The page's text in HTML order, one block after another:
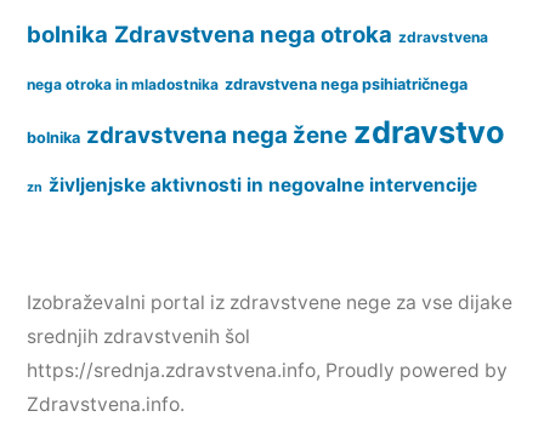
bolnika Zdravstvena nega otroka zdravstvena
nega otroka in mladostnika zdravstvena nega psihiatričnega
bolnika zdravstvena nega žene zdravstvo
zn življenjske aktivnosti in negovalne intervencije
Izobraževalni portal iz zdravstvene nege za vse dijake
srednjih zdravstvenih šol
https://srednja.zdravstvena.info, Proudly powered by
Zdravstvena.info.